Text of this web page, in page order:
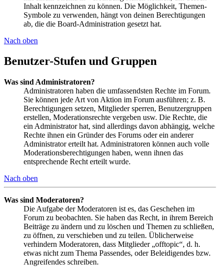
Inhalt kennzeichnen zu können. Die Möglichkeit, Themen-
Symbole zu verwenden, hängt von deinen Berechtigungen
ab, die die Board-Administration gesetzt hat.
Nach oben
Benutzer-Stufen und Gruppen
Was sind Administratoren?
Administratoren haben die umfassendsten Rechte im Forum.
Sie können jede Art von Aktion im Forum ausführen; z. B.
Berechtigungen setzen, Mitglieder sperren, Benutzergruppen
erstellen, Moderationsrechte vergeben usw. Die Rechte, die
ein Administrator hat, sind allerdings davon abhängig, welche
Rechte ihnen ein Gründer des Forums oder ein anderer
Administrator erteilt hat. Administratoren können auch volle
Moderationsberechtigungen haben, wenn ihnen das
entsprechende Recht erteilt wurde.
Nach oben
Was sind Moderatoren?
Die Aufgabe der Moderatoren ist es, das Geschehen im
Forum zu beobachten. Sie haben das Recht, in ihrem Bereich
Beiträge zu ändern und zu löschen und Themen zu schließen,
zu öffnen, zu verschieben und zu teilen. Üblicherweise
verhindern Moderatoren, dass Mitglieder „offtopic“, d. h.
etwas nicht zum Thema Passendes, oder Beleidigendes bzw.
Angreifendes schreiben.